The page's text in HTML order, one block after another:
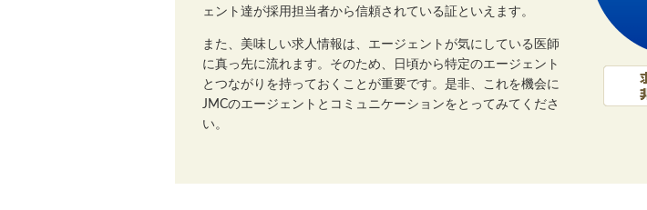
ェント達が採用担当者から信頼されている証といえます。
また、美味しい求人情報は、エージェントが気にしている医師
に真っ先に流れます。そのため、日頃から特定のエージェント
とつながりを持っておくことが重要です。是非、これを機会に
JMCのエージェントとコミュニケーションをとってみてくださ
い。